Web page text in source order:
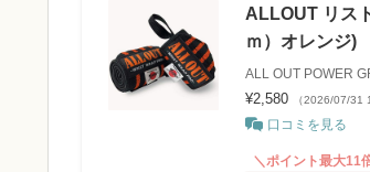
ALLOUT リス
ｍ）オレンジ)
ALL OUT POWER
¥2,580 （2026/07/31
口コミを見る
＼ポイント最大11